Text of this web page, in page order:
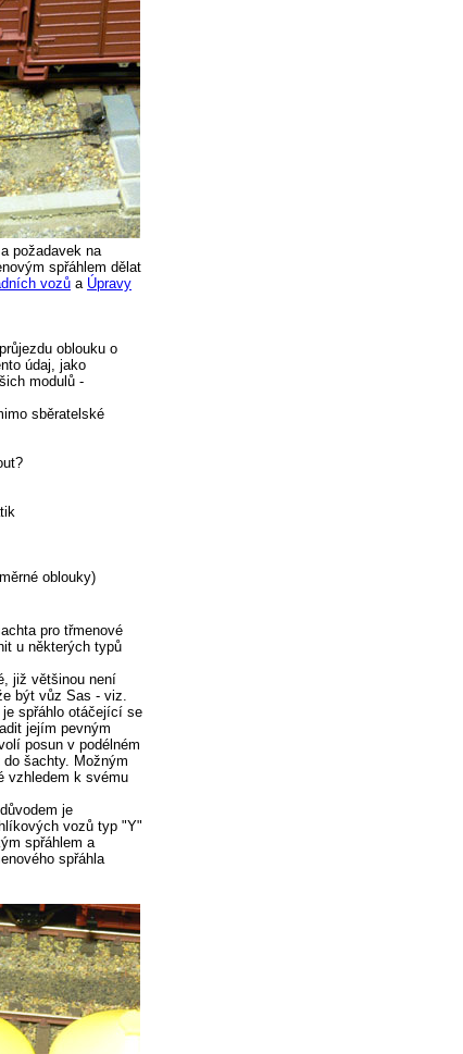
požadavek na
spřáhlem dělat
vozů a Úpravy
oblouku o
údaj, jako
modulů -
sběratelské
oblouky)
pro třmenové
u některých typů
již většinou není
být vůz Sas - viz.
spřáhlo otáčející se
jejím pevným
posun v podélném
šachty. Možným
vzhledem k svému
je
vozů typ "Y"
spřáhlem a
spřáhla